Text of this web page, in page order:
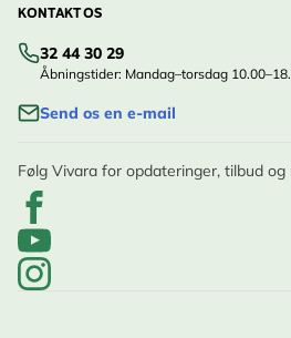
KONTAKT OS
32 44 30 29
Åbningstider: Mandag–torsdag
Send os en e-mail
Følg Vivara for opdateringer, tilbud og